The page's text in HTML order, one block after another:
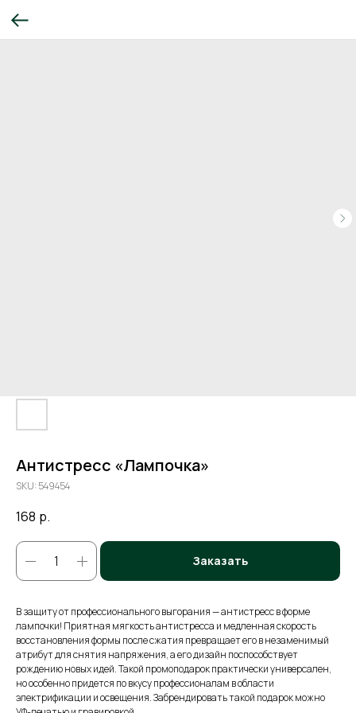
Антистресс «Лампочка»
SKU: 549454
168 р.
Заказать
В защиту от профессионального выгорания — антистресс в форме
лампочки! Приятная мягкость антистресса и медленная скорость
восстановления формы после сжатия превращает его в незаменимый
атрибут для снятия напряжения, а его дизайн поспособствует
рождению новых идей. Такой промоподарок практически универсален,
но особенно придется по вкусу профессионалам в области
электрификации и освещения. Забрендировать такой подарок можно